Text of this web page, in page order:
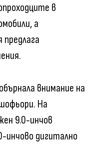
в
а
предлага
внимание на
На
9.0-инчов
инчово дигитално